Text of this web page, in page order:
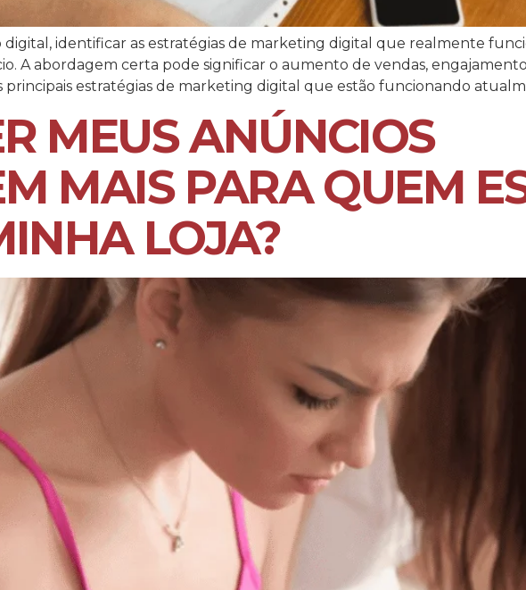
identificar as estratégias de marketing digital que realmente
A abordagem certa pode significar o aumento de vendas,
principais estratégias de marketing digital que estão funcionando
MEUS ANÚNCIOS
MAIS PARA QUEM
LOJA?